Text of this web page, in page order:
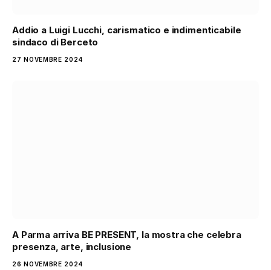
Addio a Luigi Lucchi, carismatico e indimenticabile
sindaco di Berceto
27 NOVEMBRE 2024
A Parma arriva BE PRESENT, la mostra che celebra
presenza, arte, inclusione
26 NOVEMBRE 2024